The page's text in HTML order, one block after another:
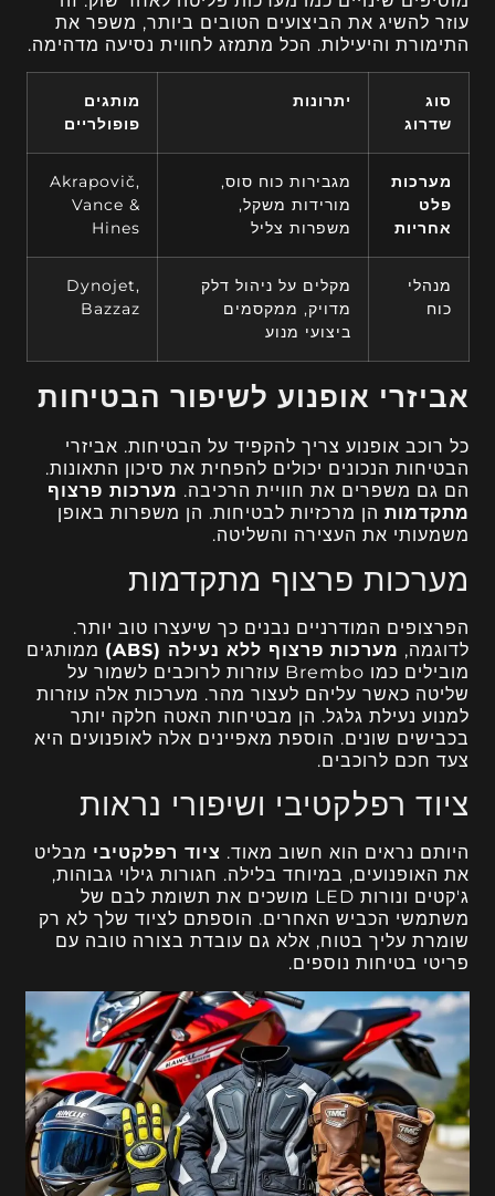
עוזר להשיג את הביצועים הטובים ביותר, משפר את
התימורת והיעילות. הכל מתמזג לחווית נסיעה מדהימה.
סוג
שדרוג
יתרונות
מותגים
פופולריים
מערכות
פלט
אחריות
מגבירות כוח סוס,
מורידות משקל,
משפרות צליל
Akrapovič,
Vance &
Hines
מנהלי
כוח
מקלים על ניהול דלק
מדויק, ממקסמים
ביצועי מנוע
Dynojet,
Bazzaz
אביזרי אופנוע לשיפור הבטיחות
כל רוכב אופנוע צריך להקפיד על הבטיחות. אביזרי
הבטיחות הנכונים יכולים להפחית את סיכון התאונות.
הם גם משפרים את חוויית הרכיבה. מערכות פרצוף
מתקדמות הן מרכזיות לבטיחות. הן משפרות באופן
משמעותי את העצירה והשליטה.
מערכות פרצוף מתקדמות
הפרצופים המודרניים נבנים כך שיעצרו טוב יותר.
לדוגמה, מערכות פרצוף ללא נעילה (ABS)
ממותגים
מובילים כמו Brembo עוזרות לרוכבים לשמור על
שליטה כאשר עליהם לעצור מהר. מערכות אלה עוזרות
למנוע נעילת גלגל. הן מבטיחות האטה חלקה יותר
בכבישים שונים. הוספת מאפיינים אלה לאופנועים היא
צעד חכם לרוכבים.
ציוד רפלקטיבי ושיפורי נראות
היותם נראים הוא חשוב מאוד. ציוד רפלקטיבי מבליט
את האופנועים, במיוחד בלילה. חגורות גילוי גבוהות,
ג'קטים ונורות LED מושכים את תשומת לבם של
משתמשי הכביש האחרים. הוספתם לציוד שלך לא רק
שומרת עליך בטוח, אלא גם עובדת בצורה טובה עם
פריטי בטיחות נוספים.